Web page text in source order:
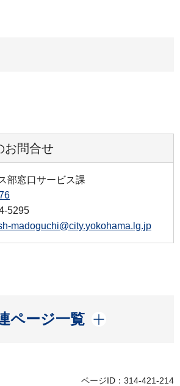
お問合せ
部窓口サービス課
5295
madoguchi@city.yokohama.lg.jp
ページ一覧
開く
ページID：314-421-214